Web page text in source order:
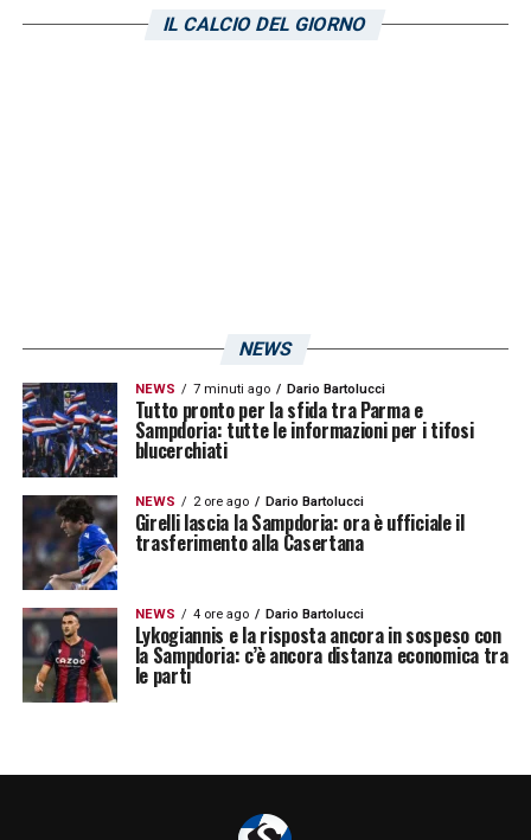
IL CALCIO DEL GIORNO
NEWS
NEWS 7 minuti ago Dario Bartolucci
Tutto pronto per la sfida tra Parma e
Sampdoria: tutte le informazioni per i tifosi
blucerchiati
NEWS 2 ore ago Dario Bartolucci
Girelli lascia la Sampdoria: ora è ufficiale il
trasferimento alla Casertana
NEWS 4 ore ago Dario Bartolucci
Lykogiannis e la risposta ancora in sospeso con
la Sampdoria: c’è ancora distanza economica tra
le parti